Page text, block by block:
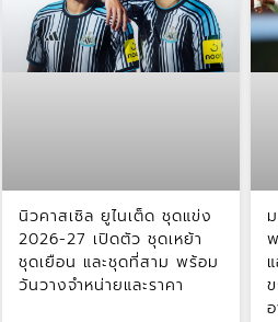
นิวคาสเซิล ยูไนเต็ด ชุดแข่ง
2026-27 เปิดตัว ชุดเหย้า
ชุดเยือน และชุดที่สาม พร้อม
วันวางจำหน่ายและราคา